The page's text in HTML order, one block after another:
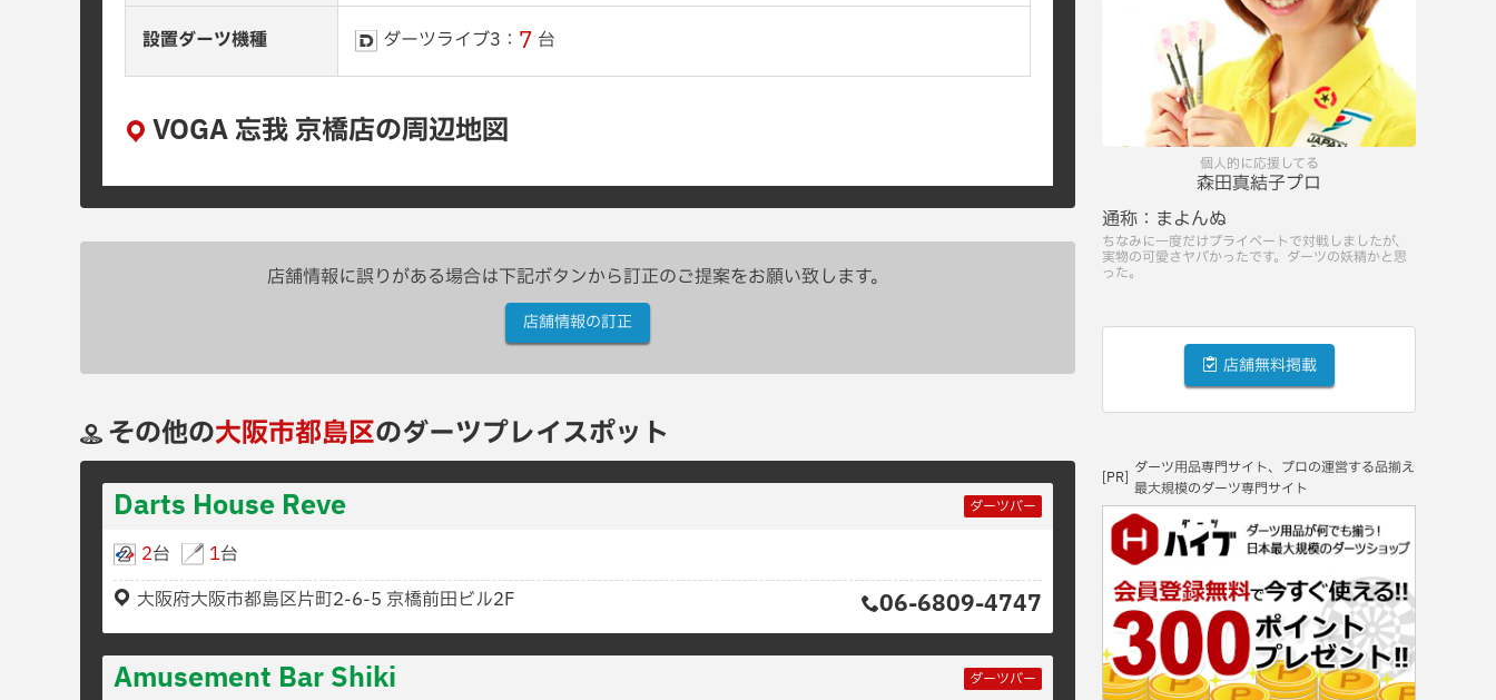
設置ダーツ機種 ダーツライブ3： 7 台
VOGA 忘我 京橋店の周辺地図
店舗情報に誤りがある場合は下記ボタンから訂正のご提案をお願い致します。
店舗情報の訂正
その他の大阪市都島区のダーツプレイスポット
Darts House Reve
ダーツバー
2台 1台
大阪府大阪市都島区片町2-6-5 京橋前田ビル2F
06-6809-4747
Amusement Bar Shiki ダーツバー
個人的に応援してる
森田真結子プロ
通称： まよんぬ
ちなみに一度だけプライベートで対戦しましたが、
実物の可愛さヤバかったです。ダーツの妖精かと思
った。
店舗無料掲載
[PR]
ダーツ用品専門サイト、プロの運営する品揃え
最大規模のダーツ専門サイト